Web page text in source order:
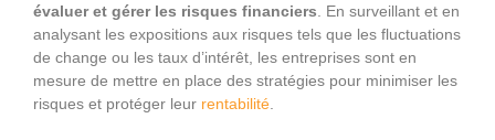
évaluer et gérer les risques financiers . En surveillant et en
analysant les expositions aux risques tels que les fluctuations
de change ou les taux d’intérêt, les entreprises sont en
mesure de mettre en place des stratégies pour minimiser les
risques et protéger leur rentabilité